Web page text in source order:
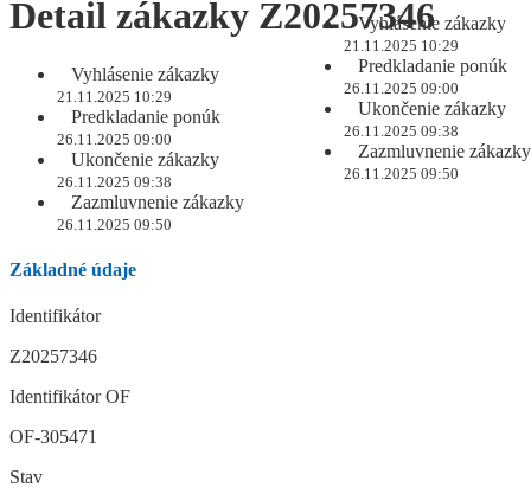
Vyhlásenie zákazky
21.11.2025 10:29
Predkladanie ponúk
26.11.2025 09:00
Ukončenie zákazky
26.11.2025 09:38
Zazmluvnenie zákazky
26.11.2025 09:50
Detail zákazky Z20257346
Vyhlásenie zákazky
21.11.2025 10:29
Predkladanie ponúk
26.11.2025 09:00
Ukončenie zákazky
26.11.2025 09:38
Zazmluvnenie zákazky
26.11.2025 09:50
Základné údaje
Identifikátor
Z20257346
Identifikátor OF
OF-305471
Stav